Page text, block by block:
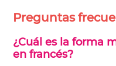
Preguntas
¿Cuál es la forma
en francés?